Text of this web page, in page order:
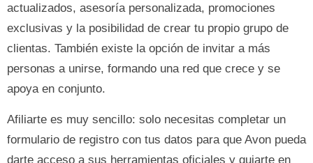
actualizados, asesoría personalizada, promociones
exclusivas y la posibilidad de crear tu propio grupo de
clientas. También existe la opción de invitar a más
personas a unirse, formando una red que crece y se
apoya en conjunto.
Afiliarte es muy sencillo: solo necesitas completar un
formulario de registro con tus datos para que Avon pueda
darte acceso a sus herramientas oficiales y guiarte en